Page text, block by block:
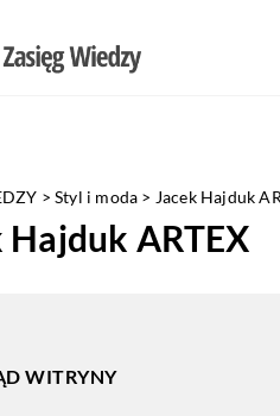
>Styl i moda > Jacek Hajduk
Hajduk ARTEX
WITRYNY